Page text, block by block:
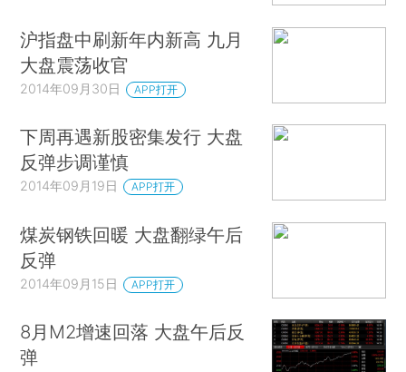
沪指盘中刷新年内新高 九月
大盘震荡收官
2014年09月30日 APP打开
下周再遇新股密集发行 大盘
反弹步调谨慎
2014年09月19日 APP打开
煤炭钢铁回暖 大盘翻绿午后
反弹
2014年09月15日 APP打开
8月M2增速回落 大盘午后反
弹